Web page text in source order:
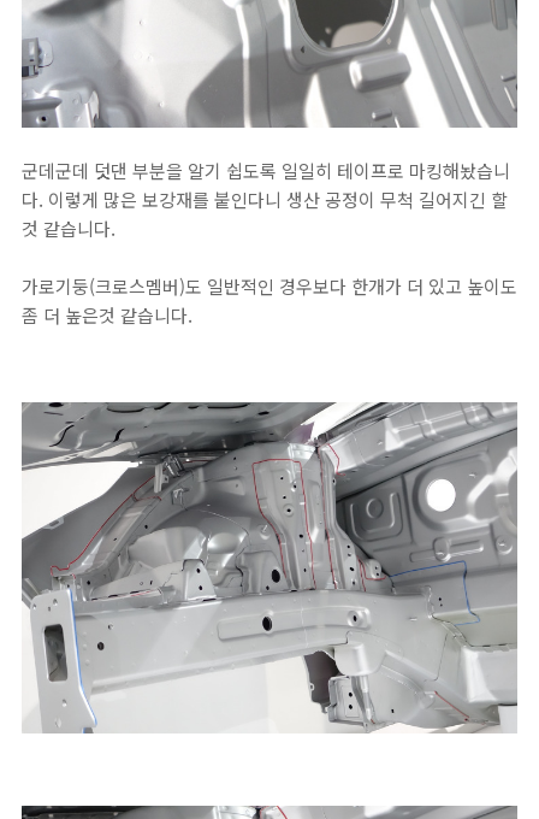
군데군데 덧댄 부분을 알기 쉽도록 일일히 테이프로 마킹해놨습니
다. 이렇게 많은 보강재를 붙인다니 생산 공정이 무척 길어지긴 할
것 같습니다.
가로기둥(크로스멤버)도 일반적인 경우보다 한개가 더 있고 높이도
좀 더 높은것 같습니다.